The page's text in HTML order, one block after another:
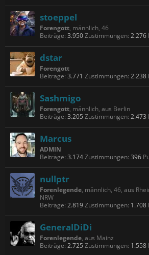
stoeppel
Forengott, männlich, 46
Beiträge: 3.950Zustimmungen: 2.276
dstar
Forengott
Beiträge: 3.771 Zustimmungen: 2.238
Sashmigo
Forengott, männlich, aus Berlin
Beiträge: 3.205 Zustimmungen: 2.473
Marcus
ADMIN
Beiträge: 3.174Zustimmungen: 396
nullptr
Forenlegende, männlich, 46, aus
NRW
Beiträge: 2.819Zustimmungen: 1.708
GeneralDiDi
Forenlegende, aus Mainz
Beiträge: 2.725 Zustimmungen: 1.558